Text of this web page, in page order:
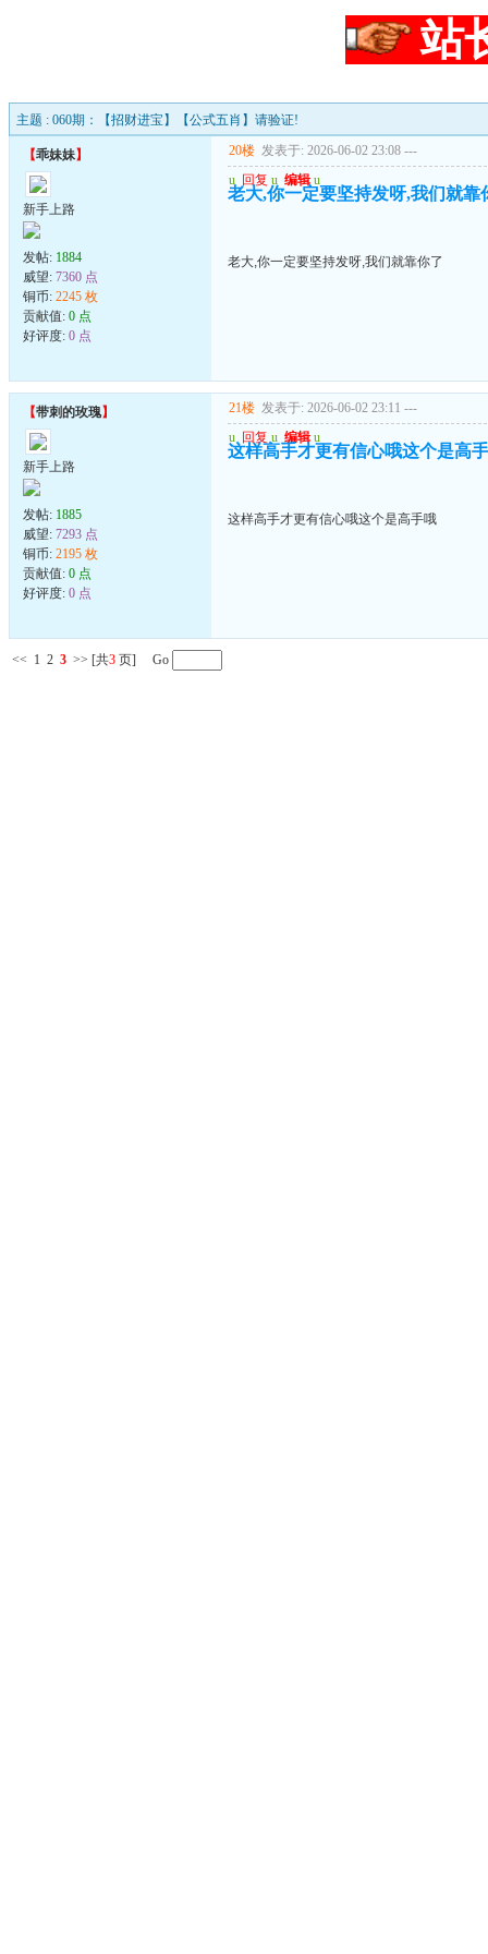
站
主题 : 060期：【招财进宝】【公式五肖】请验证!
【乖妹妹】
新手上路
发帖: 1884
威望: 7360 点
铜币: 2245 枚
贡献值: 0 点
好评度: 0 点
20楼 发表于: 2026-06-02 23:08 ---
u 回复 u 编辑 u
老大,你一定要坚持发呀,我们就靠
老大,你一定要坚持发呀,我们就靠你了
【带刺的玫瑰】
新手上路
发帖: 1885
威望: 7293 点
铜币: 2195 枚
贡献值: 0 点
好评度: 0 点
21楼 发表于: 2026-06-02 23:11 ---
u 回复 u 编辑 u
这样高手才更有信心哦这个是高
这样高手才更有信心哦这个是高手哦
<< 1 2 3 >> [共3 页] Go